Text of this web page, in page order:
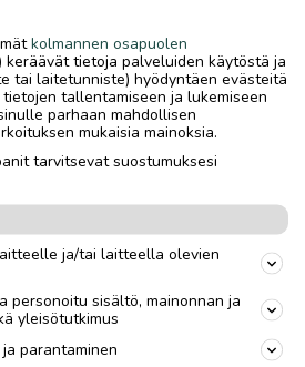
kolmannen osapuolen
tietoja palveluiden käytöstä ja
tai laitetunniste) hyödyntäen evästeitä
tallentamiseen ja lukemiseen
parhaan mahdollisen
mukaisia mainoksia.
tarvitsevat suostumuksesi
ja/tai laitteella olevien
personoitu sisältö, mainonnan ja
yleisötutkimus
parantaminen